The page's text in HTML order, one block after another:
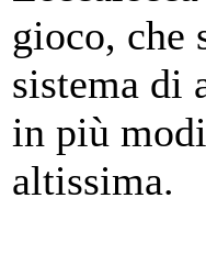
gioco, che
sistema di
in più
altissima.